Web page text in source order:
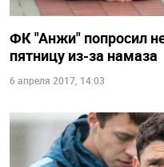
ФК "Анжи" попросил
пятницу из-за намаза
6 апреля 2017, 14:03